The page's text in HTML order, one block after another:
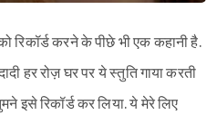
रिकॉर्ड करने के पीछे भी एक कहानी है.
हर रोज़ घर पर ये स्तुति गाया करती
इसे रिकॉर्ड कर लिया. ये मेरे लिए